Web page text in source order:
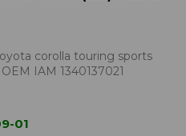
corolla touring sports
IAM 1340137021
01